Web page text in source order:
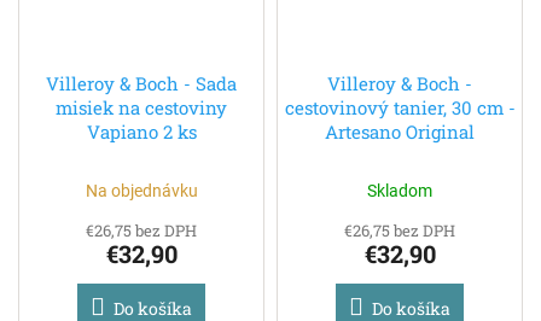
Villeroy & Boch - Sada
misiek na cestoviny
Vapiano 2 ks
Na objednávku
€26,75 bez DPH
€32,90
Do košíka
Villeroy & Boch -
cestovinový tanier, 30 cm -
Artesano Original
Skladom
€26,75 bez DPH
€32,90
Do košíka